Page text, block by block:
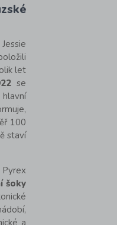
let
se
hlavní
100
staví
šoky